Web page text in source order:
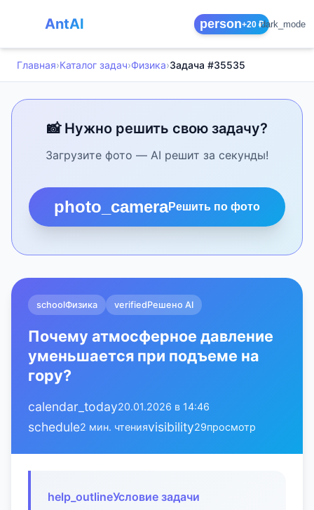
AntAI person+20 ₽dark_mode
Главная›Каталог задач›Физика›Задача #35535
📸 Нужно решить свою задачу?
Загрузите фото — AI решит за секунды!
photo_cameraРешить по фото
schoolФизика verifiedРешено AI
Почему атмосферное давление
уменьшается при подъеме на
гору?
calendar_today20.01.2026 в 14:46
schedule2 мин. чтенияvisibility29просмотр
help_outlineУсловие задачи